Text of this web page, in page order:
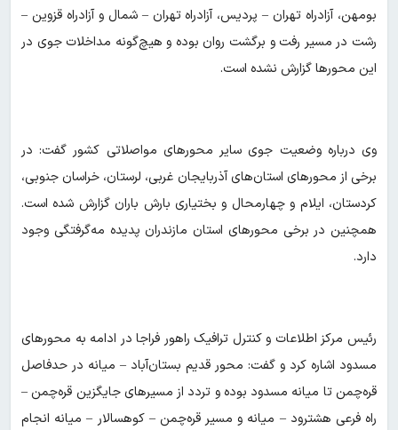
بومهن، آزادراه تهران – پردیس، آزادراه تهران – شمال و آزادراه قزوین –
رشت در مسیر رفت و برگشت روان بوده و هیچ‌گونه مداخلات جوی در
این محورها گزارش نشده است.
وی درباره وضعیت جوی سایر محورهای مواصلاتی کشور گفت: در
برخی از محورهای استان‌های آذربایجان غربی، لرستان، خراسان جنوبی،
کردستان، ایلام و چهارمحال و بختیاری بارش باران گزارش شده است.
همچنین در برخی محورهای استان مازندران پدیده مه‌گرفتگی وجود
دارد.
رئیس مرکز اطلاعات و کنترل ترافیک راهور فراجا در ادامه به محورهای
مسدود اشاره کرد و گفت: محور قدیم بستان‌آباد – میانه در حدفاصل
قره‌چمن تا میانه مسدود بوده و تردد از مسیرهای جایگزین قره‌چمن –
راه فرعی هشترود – میانه و مسیر قره‌چمن – کوهسالار – میانه انجام